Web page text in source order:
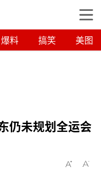
爆料 搞笑 美图
仍未规划全运会